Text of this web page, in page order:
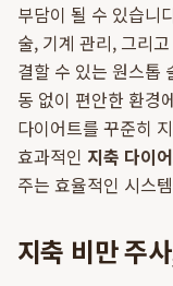
부담이 될 수 있습니
술, 기계 관리, 그리
결할 수 있는 원스톱
동 없이 편안한 환경
다이어트를 꾸준히
효과적인 지축 다이
주는 효율적인 시스
지축 비만 주